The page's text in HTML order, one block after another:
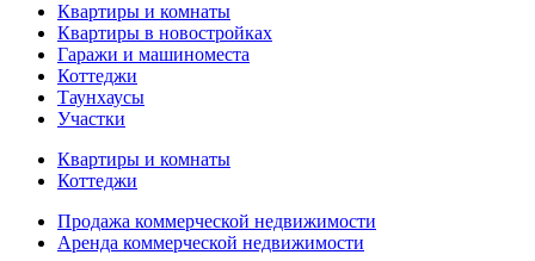
Квартиры и комнаты
Квартиры в новостройках
Гаражи и машиноместа
Коттеджи
Таунхаусы
Участки
Квартиры и комнаты
Коттеджи
Продажа коммерческой недвижимости
Аренда коммерческой недвижимости